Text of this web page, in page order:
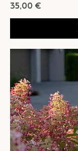
Cena
35,00 €